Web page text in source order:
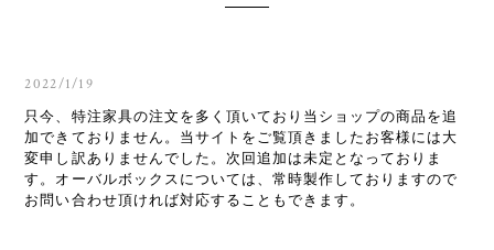
2022/1/19
只今、特注家具の注文を多く頂いており当ショップの商品を追
加できておりません。当サイトをご覧頂きましたお客様には大
変申し訳ありませんでした。次回追加は未定となっておりま
す。オーバルボックスについては、常時製作しておりますので
お問い合わせ頂ければ対応することもできます。